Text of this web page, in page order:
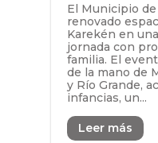
El Municipio
renovado
Karekén en
jornada con
familia. El
de la mano de
y Río Grande,
infancias, un...
Leer más